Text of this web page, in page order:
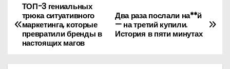
Н
а
Два раза послали на**й
— на третий купили.
История в пяти минутах
ТОП-3 гениальных
трюка ситуативного
маркетинга, которые
превратили бренды в
настоящих магов